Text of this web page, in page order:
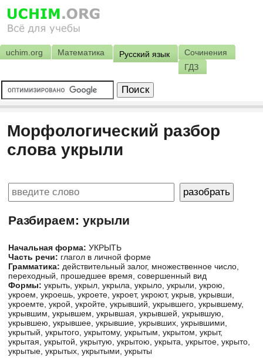
uchim.org Математика Русский язык
Сочинения
ГДЗ
Морфологический разбор
слова укрыли
Разбираем: укрыли
Начальная форма: УКРЫТЬ
Часть речи: глагол в личной форме
Грамматика: действительный залог, множественное число,
переходный, прошедшее время, совершенный вид
Формы: укрыть, укрыл, укрыла, укрыло, укрыли, укрою,
укроем, укроешь, укроете, укроет, укроют, укрыв, укрывши,
укроемте, укрой, укройте, укрывший, укрывшего, укрывшему,
укрывшим, укрывшем, укрывшая, укрывшей, укрывшую,
укрывшею, укрывшее, укрывшие, укрывших, укрывшими,
укрытый, укрытого, укрытому, укрытым, укрытом, укрыт,
укрытая, укрытой, укрытую, укрытою, укрыта, укрытое, укрыто,
укрытые, укрытых, укрытыми, укрыты